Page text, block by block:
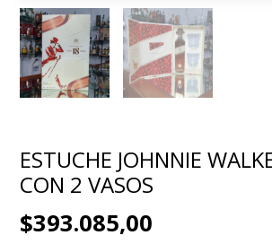
ESTUCHE JOHNNIE
CON 2 VASOS
$393.085,00